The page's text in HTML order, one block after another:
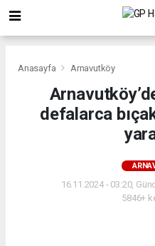
Anasayfa Arnavutköy
defalarca
16.11.2024 - 03:20,
5846+